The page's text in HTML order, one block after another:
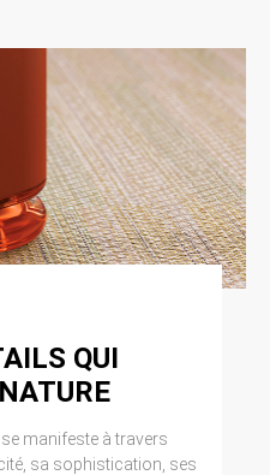
QUI
se manifeste à travers
sa sophistication, ses